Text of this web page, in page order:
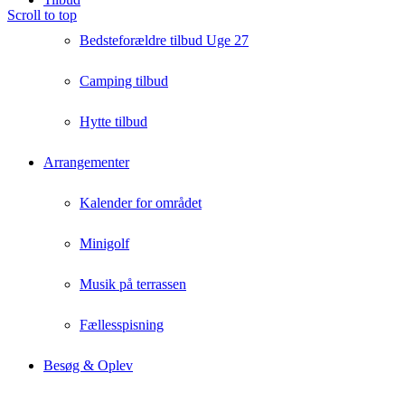
Bedsteforældre tilbud Uge 27
Camping tilbud
Hytte tilbud
Arrangementer
Kalender for området
Minigolf
Musik på terrassen
Fællesspisning
Besøg & Oplev
Scroll to top